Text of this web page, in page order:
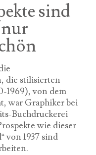
sind
die stilisierten
1969), von dem
war Graphiker bei
Buchdruckerei
wie dieser
von 1937 sind